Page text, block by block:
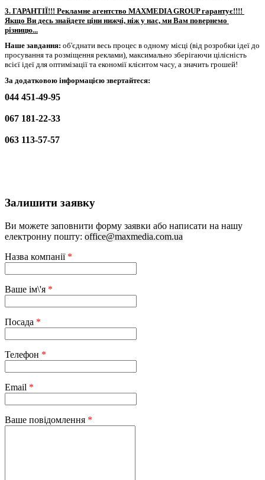
3. ГАРАНТІЇ!!! Рекламне агентство MAXMEDIA GROUP гарантує!!!!
Якщо Ви десь знайдете ціни нижчі, ніж у нас, ми Вам повернемо
різницю...
Наше завдання: об'єднати весь процес в одному місці (від розробки ідеї до
просування та розміщення реклами), максимально зберігаючи цілісність
всієї ідеї для оптимізації та економії клієнтом часу, а значить грошей!
За додатковою інформацією звертайтеся:
044 451-49-95
067 181-22-33
063 113-57-57
Залишити заявку
Ви можете заповнити форму заявки або написати на нашу
електронну пошту: office@maxmedia.com.ua
Назва компанії *
Ваше ім\'я *
Посада *
Телефон *
Email *
Ваше повідомлення *